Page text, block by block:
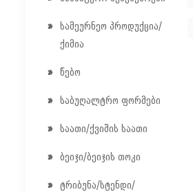
სამეურნეო პროდუქცია/
ქიმია
წებო
საბუღალტრო ფორმები
საათი/ქვიშის საათი
ბეიჯი/ბეიჯის თოკი
ტრიბუნა/სტენდი/